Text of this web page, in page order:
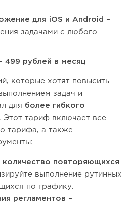
для iOS и Android
–
задачами с любого
499 рублей в месяц
которые хотят повысить
задач и
для более гибкого
Этот тариф включает все
тарифа, а также
количество повторяющихся
выполнение рутинных
по графику.
регламентов –